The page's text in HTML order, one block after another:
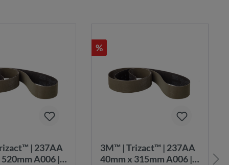
| 237AA
A006 |
%
3M™ | Trizact™ | 237AA
40mm x 315mm A006 |